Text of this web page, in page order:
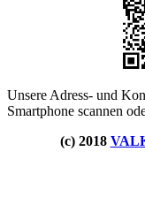
Unsere Adress- und
Smartphone scannen
(c) 2018